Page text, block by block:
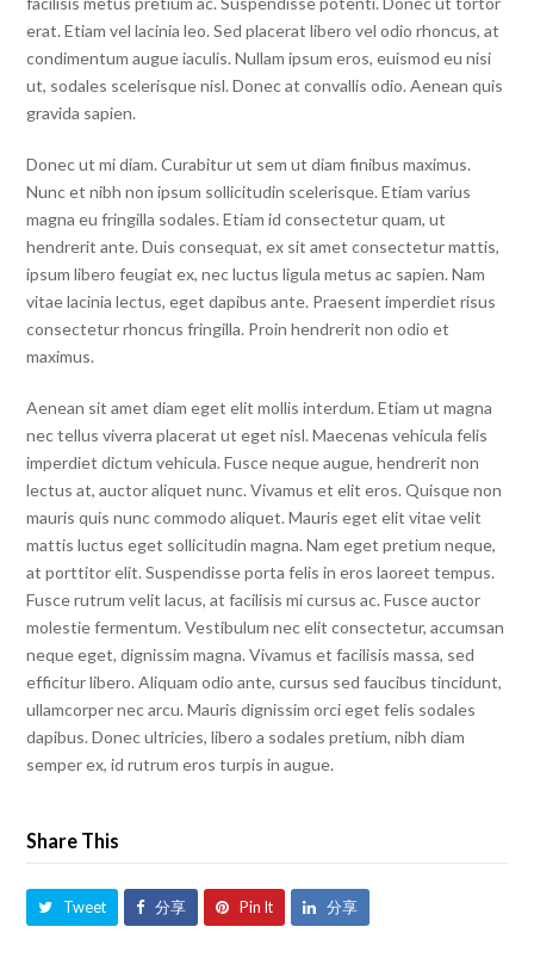
erat. Etiam vel lacinia leo. Sed placerat libero vel odio rhoncus, at
condimentum augue iaculis. Nullam ipsum eros, euismod eu nisi
ut, sodales scelerisque nisl. Donec at convallis odio. Aenean quis
gravida sapien.
Donec ut mi diam. Curabitur ut sem ut diam finibus maximus.
Nunc et nibh non ipsum sollicitudin scelerisque. Etiam varius
magna eu fringilla sodales. Etiam id consectetur quam, ut
hendrerit ante. Duis consequat, ex sit amet consectetur mattis,
ipsum libero feugiat ex, nec luctus ligula metus ac sapien. Nam
vitae lacinia lectus, eget dapibus ante. Praesent imperdiet risus
consectetur rhoncus fringilla. Proin hendrerit non odio et
maximus.
Aenean sit amet diam eget elit mollis interdum. Etiam ut magna
nec tellus viverra placerat ut eget nisl. Maecenas vehicula felis
imperdiet dictum vehicula. Fusce neque augue, hendrerit non
lectus at, auctor aliquet nunc. Vivamus et elit eros. Quisque non
mauris quis nunc commodo aliquet. Mauris eget elit vitae velit
mattis luctus eget sollicitudin magna. Nam eget pretium neque,
at porttitor elit. Suspendisse porta felis in eros laoreet tempus.
Fusce rutrum velit lacus, at facilisis mi cursus ac. Fusce auctor
molestie fermentum. Vestibulum nec elit consectetur, accumsan
neque eget, dignissim magna. Vivamus et facilisis massa, sed
efficitur libero. Aliquam odio ante, cursus sed faucibus tincidunt,
ullamcorper nec arcu. Mauris dignissim orci eget felis sodales
dapibus. Donec ultricies, libero a sodales pretium, nibh diam
semper ex, id rutrum eros turpis in augue.
Share This
Tweet 分享 Pin It 分享